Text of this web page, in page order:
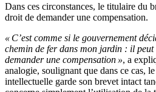
Dans ces circonstances, le titulaire du
droit de demander une compensation.
« C’est comme si le gouvernement
chemin de fer dans mon jardin : il
demander une compensation », a
analogie, soulignant que dans ce cas,
intellectuelle garde son brevet intact